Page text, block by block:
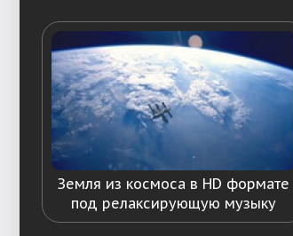
Земля из космоса в HD формате
под релаксирующую музыку